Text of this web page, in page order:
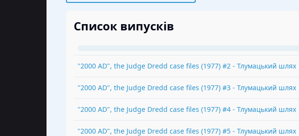
Список випусків
"2000 AD", the Judge Dredd case files (1977) #2 - Тлумацький шлях
"2000 AD", the Judge Dredd case files (1977) #3 - Тлумацький шлях
"2000 AD", the Judge Dredd case files (1977) #4 - Тлумацький шлях
"2000 AD", the Judge Dredd case files (1977) #5 - Тлумацький шлях